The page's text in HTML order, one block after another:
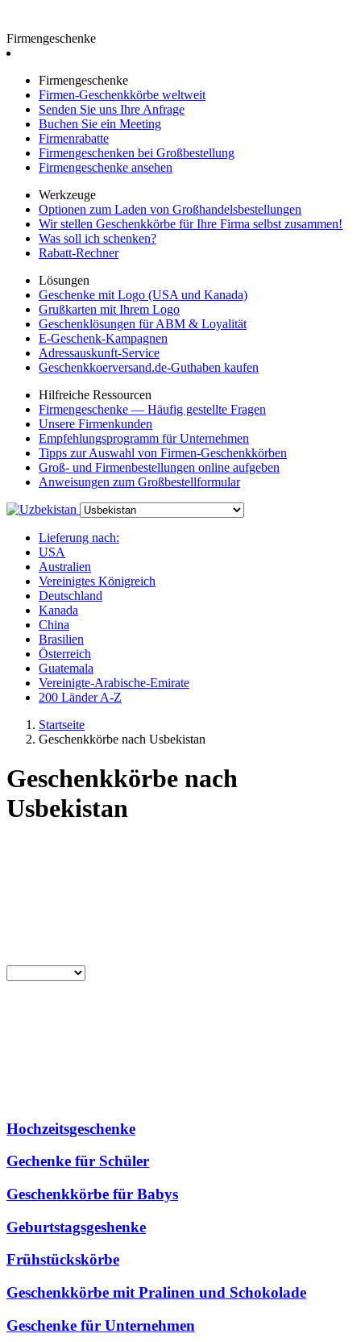
Firmengeschenke
Firmengeschenke
Firmen-Geschenkkörbe weltweit
Senden Sie uns Ihre Anfrage
Buchen Sie ein Meeting
Firmenrabatte
Firmengeschenken bei Großbestellung
Firmengeschenke ansehen
Werkzeuge
Optionen zum Laden von Großhandelsbestellungen
Wir stellen Geschenkkörbe für Ihre Firma selbst zusammen!
Was soll ich schenken?
Rabatt-Rechner
Lösungen
Geschenke mit Logo (USA und Kanada)
Grußkarten mit Ihrem Logo
Geschenklösungen für ABM & Loyalität
E-Geschenk-Kampagnen
Adressauskunft-Service
Geschenkkoerversand.de-Guthaben kaufen
Hilfreiche Ressourcen
Firmengeschenke — Häufig gestellte Fragen
Unsere Firmenkunden
Empfehlungsprogramm für Unternehmen
Tipps zur Auswahl von Firmen-Geschenkkörben
Groß- und Firmenbestellungen online aufgeben
Anweisungen zum Großbestellformular
Lieferung nach:
USA
Australien
Vereinigtes Königreich
Deutschland
Kanada
China
Brasilien
Österreich
Guatemala
Vereinigte-Arabische-Emirate
200 Länder A-Z
Startseite
Geschenkkörbe nach Usbekistan
Geschenkkörbe nach
Usbekistan
Hochzeitsgeschenke
Gechenke für Schüler
Geschenkkörbe für Babys
Geburtstagsgeshenke
Frühstückskörbe
Geschenkkörbe mit Pralinen und Schokolade
Geschenke für Unternehmen